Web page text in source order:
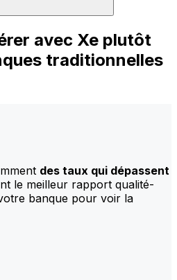
avec Xe plutôt
traditionnelles
des taux qui dépassent
le meilleur rapport qualité-
banque pour voir la